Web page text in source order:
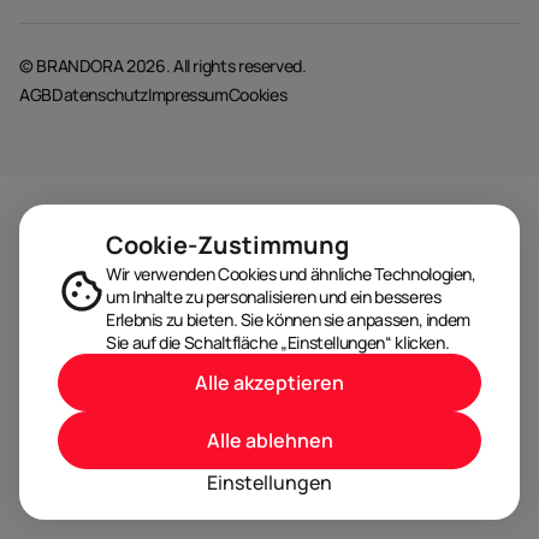
© BRANDORA 2026. All rights reserved.
AGBDatenschutzImpressumCookies
Cookie-Zustimmung
Wir verwenden Cookies und ähnliche Technologien,
um Inhalte zu personalisieren und ein besseres
Erlebnis zu bieten. Sie können sie anpassen, indem
Sie auf die Schaltfläche „Einstellungen“ klicken.
Einstellungen
Alle ablehnen
Alle akzeptieren